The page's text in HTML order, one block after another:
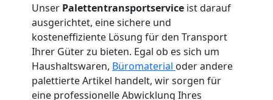
Unser Palettentransportservice ist darauf
ausgerichtet, eine sichere und
kosteneffiziente Lösung für den Transport
Ihrer Güter zu bieten. Egal ob es sich um
Haushaltswaren, Büromaterial oder andere
palettierte Artikel handelt, wir sorgen für
eine professionelle Abwicklung Ihres